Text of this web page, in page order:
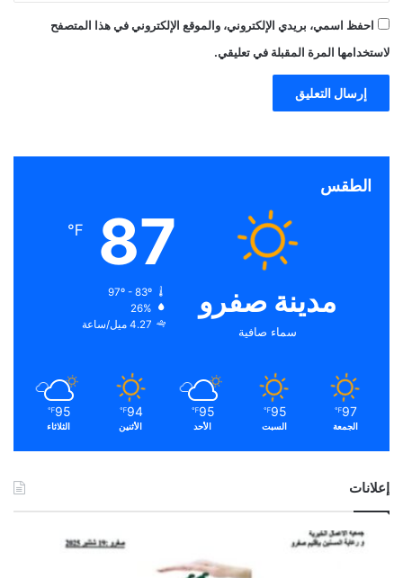
احفظ اسمي، بريدي الإلكتروني، والموقع الإلكتروني في هذا المتصفح
لاستخدامها المرة المقبلة في تعليقي.
الطقس
مدينة صفرو
سماء صافية
87
℉
97º - 83º
26%
4.27 ميل/ساعة
97
℉
الجمعة
95
℉
السبت
95
℉
الأحد
94
℉
الأثنين
95
℉
الثلاثاء
إعلانات